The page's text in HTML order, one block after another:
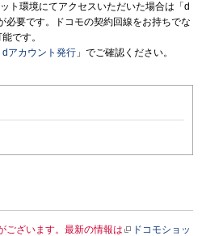
ト環境にてアクセスいただいた場合は「d
必要です。ドコモの契約回線をお持ちでな
です。
dアカウント発行 」でご確認ください。
ございます。最新の情報は
ドコモショッ